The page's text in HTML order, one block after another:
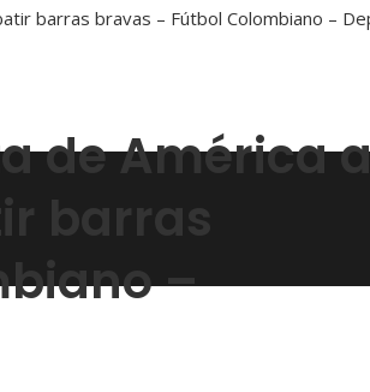
de América
barras
–